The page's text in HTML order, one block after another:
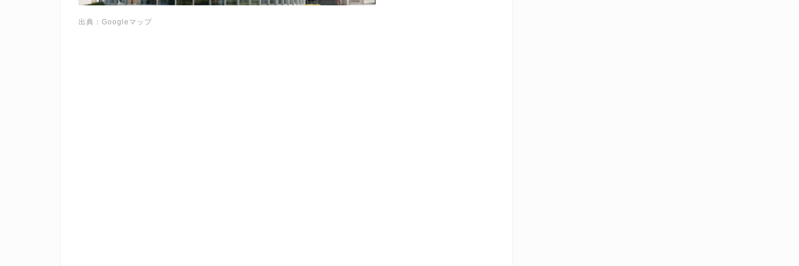
出典：Googleマップ